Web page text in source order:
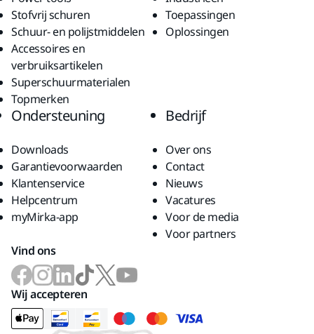
Stofvrij schuren
Schuur- en polijstmiddelen
Accessoires en
verbruiksartikelen
Superschuurmaterialen
Topmerken
Toepassingen
Oplossingen
Ondersteuning
Downloads
Garantievoorwaarden
Klantenservice
Helpcentrum
myMirka-app
Bedrijf
Over ons
Contact
Nieuws
Vacatures
Voor de media
Voor partners
Vind ons
Wij accepteren